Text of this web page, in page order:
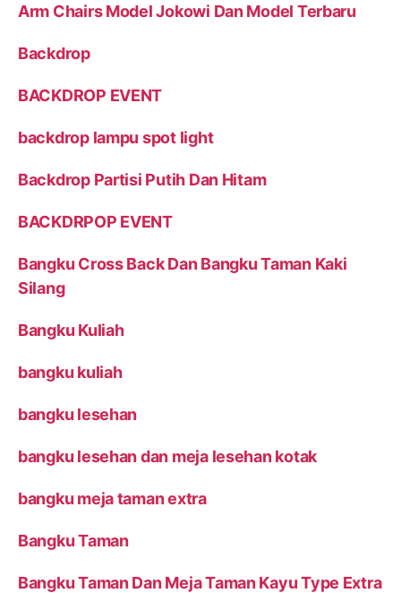
Arm Chairs Model Jokowi Dan Model Terbaru
Backdrop
BACKDROP EVENT
backdrop lampu spot light
Backdrop Partisi Putih Dan Hitam
BACKDRPOP EVENT
Bangku Cross Back Dan Bangku Taman Kaki
Silang
Bangku Kuliah
bangku kuliah
bangku lesehan
bangku lesehan dan meja lesehan kotak
bangku meja taman extra
Bangku Taman
Bangku Taman Dan Meja Taman Kayu Type Extra